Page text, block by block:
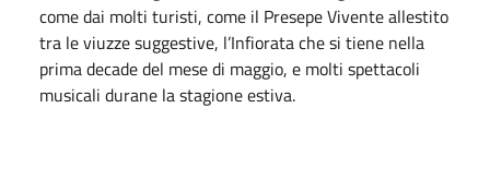
come dai molti turisti, come il Presepe Vivente allestito
tra le viuzze suggestive, l’Infiorata che si tiene nella
prima decade del mese di maggio, e molti spettacoli
musicali durane la stagione estiva.